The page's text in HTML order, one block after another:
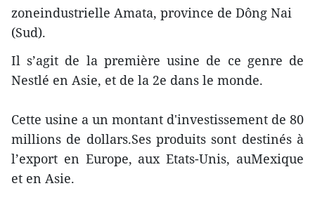
zoneindustrielle Amata, province de Dông Nai
(Sud).
Il s’agit de la première usine de ce genre de
Nestlé en Asie, et de la 2e dans le monde.
Cette usine a un montant d'investissement de 80
millions de dollars.Ses produits sont destinés à
l’export en Europe, aux Etats-Unis, auMexique
et en Asie.